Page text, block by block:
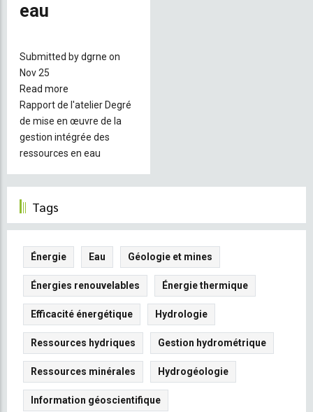
eau
Submitted bydgrne on
Nov 25
Read more
Rapport
de
l'atelier
Degré
mise
de
la
gestion
intégrée
des
ressources
en
eau
Rapport de l'atelier Degré
de mise en œuvre de la
gestion intégrée des
ressources en eau
Tags
Énergie Eau Géologie et mines
Énergies renouvelables Énergie thermique
Efficacité énergétique Hydrologie
Ressources hydriques Gestion hydrométrique
Ressources minérales Hydrogéologie
Information géoscientifique